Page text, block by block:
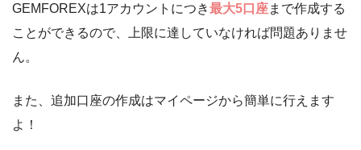
GEMFOREXは1アカウントにつき最大5口座まで作成する
ことができるので、上限に達していなければ問題ありませ
ん。
また、追加口座の作成はマイページから簡単に行えます
よ！